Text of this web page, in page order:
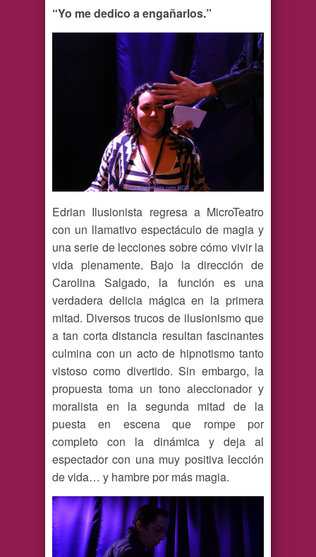
“Yo me dedico a engañarlos.”
Edrian Ilusionista regresa a MicroTeatro
con un llamativo espectáculo de magia y
una serie de lecciones sobre cómo vivir la
vida plenamente. Bajo la dirección de
Carolina Salgado, la función es una
verdadera delicia mágica en la primera
mitad. Diversos trucos de ilusionismo que
a tan corta distancia resultan fascinantes
culmina con un acto de hipnotismo tanto
vistoso como divertido. Sin embargo, la
propuesta toma un tono aleccionador y
moralista en la segunda mitad de la
puesta en escena que rompe por
completo con la dinámica y deja al
espectador con una muy positiva lección
de vida… y hambre por más magia.